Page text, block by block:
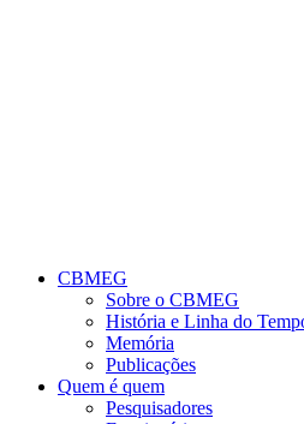
CBMEG
Sobre o CBMEG
História e Linha do
Memória
Publicações
Quem é quem
Pesquisadores